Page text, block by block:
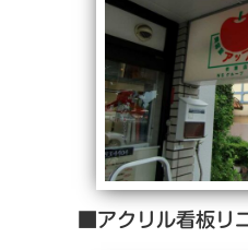
■アクリル看板